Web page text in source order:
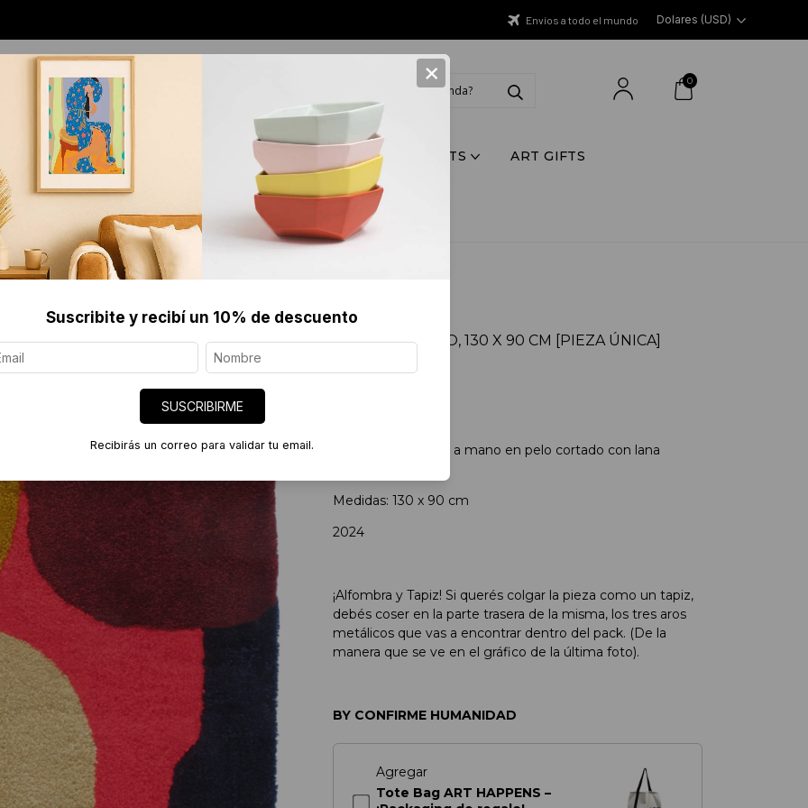
Envíos a todo el mundo Dolares (USD)
0
JOYERÍA CONTEMPORÁNEA SERIGRAFÍAS Y PRINTS ART GIFTS
x 90 cm [Pieza única]
ALFOMBRA TITO, 130 X 90 CM [PIEZA ÚNICA]
$1205 USD
tejida a mano en pelo cortado con lana
Medidas: 130 x 90 cm
2024
¡Alfombra y Tapiz! Si querés colgar la pieza como un tapiz,
debés coser en la parte trasera de la misma, los tres aros
metálicos que vas a encontrar dentro del pack. (De la
manera que se ve en el gráfico de la última foto).
BY CONFIRME HUMANIDAD
Agregar
Tote Bag ART HAPPENS –
×
Suscribite y recibí un 10% de descuento
SUSCRIBIRME
Recibirás un correo para validar tu email.